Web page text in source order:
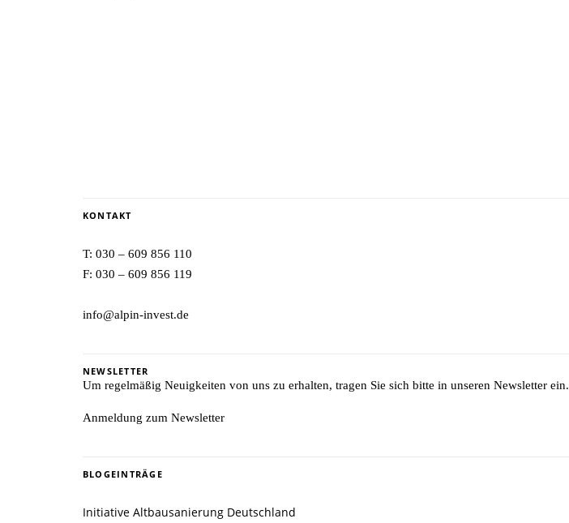
KONTAKT
T: 030 – 609 856 110
F: 030 – 609 856 119
info@alpin-invest.de
NEWSLETTER
Um regelmäßig Neuigkeiten von uns zu erhalten, tragen Sie sich bitte in unseren Newsletter ein.
Anmeldung zum Newsletter
BLOGEINTRÄGE
Initiative Altbausanierung Deutschland